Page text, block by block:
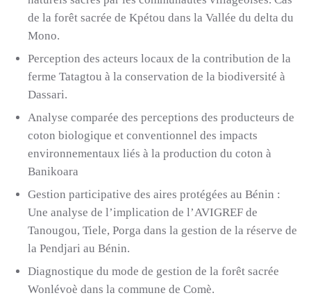
de la forêt sacrée de Kpétou dans la Vallée du delta du
Mono.
Perception des acteurs locaux de la contribution de la
ferme Tatagtou à la conservation de la biodiversité à
Dassari.
Analyse comparée des perceptions des producteurs de
coton biologique et conventionnel des impacts
environnementaux liés à la production du coton à
Banikoara
Gestion participative des aires protégées au Bénin :
Une analyse de l’implication de l’AVIGREF de
Tanougou, Tiele, Porga dans la gestion de la réserve de
la Pendjari au Bénin.
Diagnostique du mode de gestion de la forêt sacrée
Wonlévoè dans la commune de Comè.